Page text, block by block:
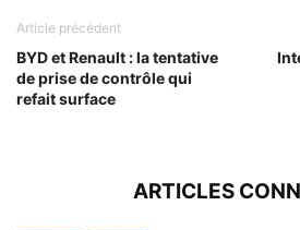
Article précédent
BYD et Renault : la tentative
de prise de contrôle qui
refait surface
ARTICLES